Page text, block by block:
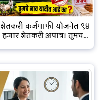
शेतकरी कर्जमाफी योजनेत ९४
हजार शेतकरी अपात्र! तुमच...